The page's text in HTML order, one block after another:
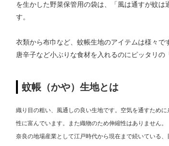
を生かした野菜保管用の袋は、「風は通すが蚊
す。
衣類から布巾など、蚊帳生地のアイテムは様々
唐辛子など小ぶりな食材を入れるのにピッタリの
蚊帳（かや）生地とは
織り目の粗い、風通しの良い生地です。空気を通すため
性に富んでいます。また織物のため伸縮性はありません。
奈良の地場産業として江戸時代から現在まで続いている、